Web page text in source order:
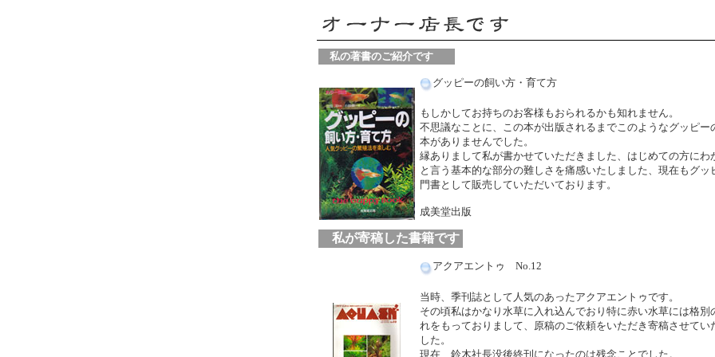
私の著書のご紹介です
グッピーの飼い方・育て方
もしかしてお持ちのお客様もおられるかも知れません。
不思議なことに、この本が出版されるまでこのようなグッピー
本がありませんでした。
縁ありまして私が書かせていただきました、はじめての方にわ
と言う基本的な部分の難しさを痛感いたしました、現在もグッ
門書として販売していただいております。
成美堂出版
私が寄稿した書籍です
アクアエントゥ No.12
当時、季刊誌として人気のあったアクアエントゥです。
その頃私はかなり水草に入れ込んでおり特に赤い水草には格別
れをもっておりまして、原稿のご依頼をいただき寄稿させてい
した。
現在、鈴木社長没後終刊になったのは残念ことでした。